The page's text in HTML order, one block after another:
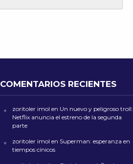
COMENTARIOS RECIENTES
zoritoler imol en Un nuevo y peligroso troll:
Netflix anuncia el estreno de la segunda
parte
zoritoler imol en Superman: esperanza en
tiempos cínicos